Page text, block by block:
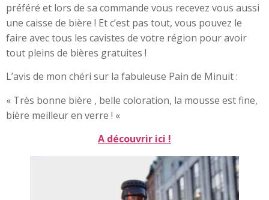
préféré et lors de sa commande vous recevez vous aussi
une caisse de bière ! Et c’est pas tout, vous pouvez le
faire avec tous les cavistes de votre région pour avoir
tout pleins de bières gratuites !
L’avis de mon chéri sur la fabuleuse Pain de Minuit :
« Très bonne bière , belle coloration, la mousse est fine,
bière meilleur en verre ! «
A découvrir ici !